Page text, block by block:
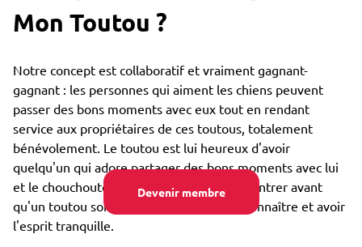
Devenir membre
Mon Toutou ?
Notre concept est collaboratif et vraiment gagnant-
gagnant : les personnes qui aiment les chiens peuvent
passer des bons moments avec eux tout en rendant
service aux propriétaires de ces toutous, totalement
bénévolement. Le toutou est lui heureux d'avoir
quelqu'un qui adore partager des bons moments avec lui
et le chouchouter. Vous pouvez vous rencontrer avant
qu'un toutou soit confié, afin de bien se connaître et avoir
l'esprit tranquille.